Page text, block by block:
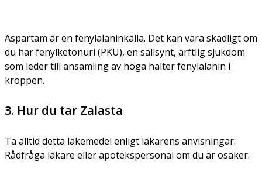
Aspartam är en fenylalaninkälla. Det kan vara skadligt om
du har fenylketonuri (PKU), en sällsynt, ärftlig sjukdom
som leder till ansamling av höga halter fenylalanin i
kroppen.
3. Hur du tar Zalasta
Ta alltid detta läkemedel enligt läkarens anvisningar.
Rådfråga läkare eller apotekspersonal om du är osäker.